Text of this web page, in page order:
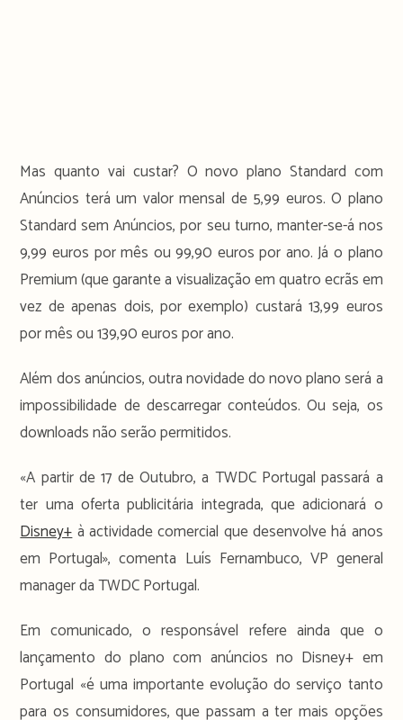
Mas quanto vai custar? O novo plano Standard com
Anúncios terá um valor mensal de 5,99 euros. O plano
Standard sem Anúncios, por seu turno, manter-se-á nos
9,99 euros por mês ou 99,90 euros por ano. Já o plano
Premium (que garante a visualização em quatro ecrãs em
vez de apenas dois, por exemplo) custará 13,99 euros
por mês ou 139,90 euros por ano.
Além dos anúncios, outra novidade do novo plano será a
impossibilidade de descarregar conteúdos. Ou seja, os
downloads não serão permitidos.
«A partir de 17 de Outubro, a TWDC Portugal passará a
ter uma oferta publicitária integrada, que adicionará o
Disney+à actividade comercial que desenvolve há anos
em Portugal», comenta Luís Fernambuco, VP general
manager da TWDC Portugal.
Em comunicado, o responsável refere ainda que o
lançamento do plano com anúncios no Disney+ em
Portugal «é uma importante evolução do serviço tanto
para os consumidores, que passam a ter mais opções